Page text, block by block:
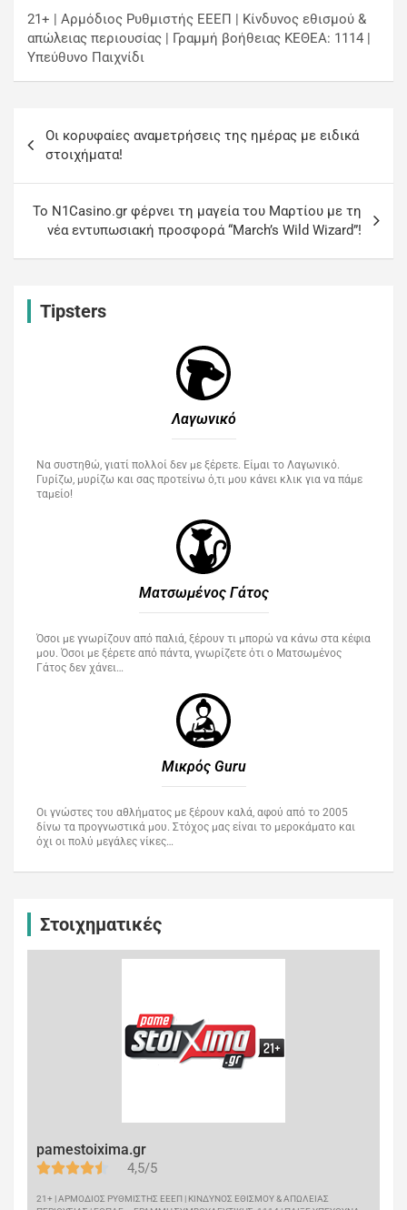
21+ | Αρμόδιος Ρυθμιστής ΕΕΕΠ | Κίνδυνος εθισμού &
απώλειας περιουσίας | Γραμμή βοήθειας ΚΕΘΕΑ: 1114 |
Υπεύθυνο Παιχνίδι
Οι κορυφαίες αναμετρήσεις της ημέρας με ειδικά
στοιχήματα!
Το N1Casino.gr φέρνει τη μαγεία του Μαρτίου με τη
νέα εντυπωσιακή προσφορά “March’s Wild Wizard”!
Tipsters
Λαγωνικό
Να συστηθώ, γιατί πολλοί δεν με ξέρετε. Είμαι το Λαγωνικό.
Γυρίζω, μυρίζω και σας προτείνω ό,τι μου κάνει κλικ για να πάμε
ταμείο!
Ματσωμένος Γάτος​
Όσοι με γνωρίζουν από παλιά, ξέρουν τι μπορώ να κάνω στα κέφια
μου. Όσοι με ξέρετε από πάντα, γνωρίζετε ότι ο Ματσωμένος
Γάτος δεν χάνει…
Μικρός Guru​
Οι γνώστες του αθλήματος με ξέρουν καλά, αφού από το 2005
δίνω τα προγνωστικά μου. Στόχος μας είναι το μεροκάματο και
όχι οι πολύ μεγάλες νίκες…
Στοιχηματικές
pamestoixima.gr
4,5/5
21+ | ΑΡΜΟΔΙΟΣ ΡΥΘΜΙΣΤΗΣ ΕΕΕΠ | ΚΙΝΔΥΝΟΣ ΕΘΙΣΜΟΥ & ΑΠΩΛΕΙΑΣ